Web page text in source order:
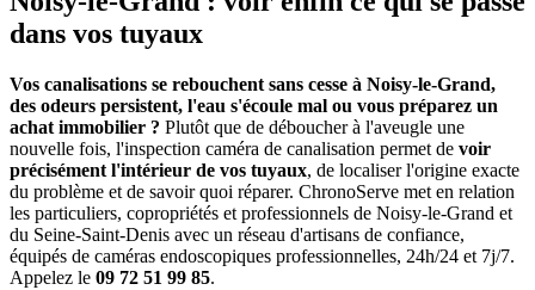
dans vos tuyaux
Vos canalisations se rebouchent sans cesse à Noisy-le-Grand,
des odeurs persistent, l'eau s'écoule mal ou vous préparez un
achat immobilier ? Plutôt que de déboucher à l'aveugle une
nouvelle fois, l'inspection caméra de canalisation permet de voir
précisément l'intérieur de vos tuyaux, de localiser l'origine exacte
du problème et de savoir quoi réparer. ChronoServe met en relation
les particuliers, copropriétés et professionnels de Noisy-le-Grand et
du Seine-Saint-Denis avec un réseau d'artisans de confiance,
équipés de caméras endoscopiques professionnelles, 24h/24 et 7j/7.
Appelez le 09 72 51 99 85.